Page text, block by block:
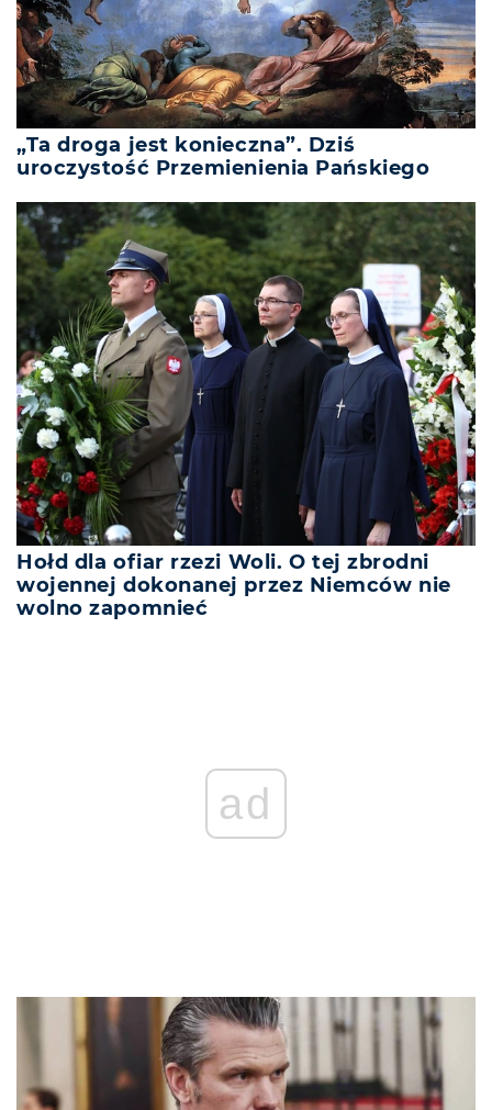
„Ta droga jest konieczna”. Dziś
uroczystość Przemienienia Pańskiego
Hołd dla ofiar rzezi Woli. O tej zbrodni
wojennej dokonanej przez Niemców nie
wolno zapomnieć
ad